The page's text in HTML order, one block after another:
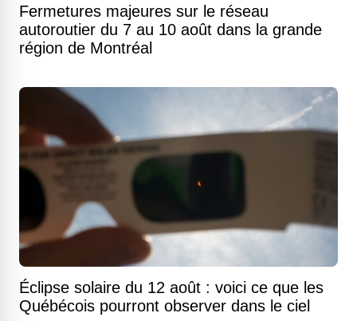
Fermetures majeures sur le réseau
autoroutier du 7 au 10 août dans la grande
région de Montréal
Éclipse solaire du 12 août : voici ce que les
Québécois pourront observer dans le ciel